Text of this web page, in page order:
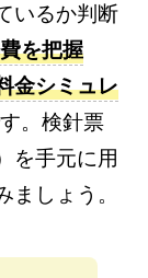
いるか判断
を把握
金シミュレ
。検針票
を手元に用
しょう。